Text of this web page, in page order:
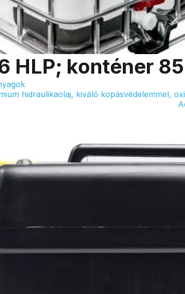
HLP; konténer
hidraulikaolaj, kiváló kopásvédelemmel,